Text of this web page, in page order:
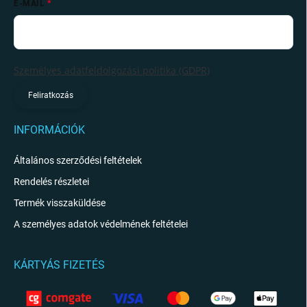
E-MAIL
Személyes adatfeldolgozási politika (GDPR)
Feliratkozás
INFORMÁCIÓK
Általános szerződési feltételek
Rendelés részletei
Termék visszaküldése
A személyes adatok védelmének feltételei
KÁRTYÁS FIZETÉS